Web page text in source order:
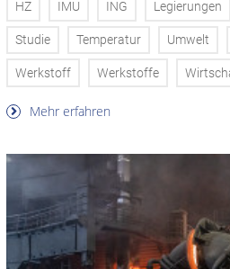
HZ IMU ING Legierungen
Studie Temperatur Umwelt
Werkstoff Werkstoffe
Mehr erfahren